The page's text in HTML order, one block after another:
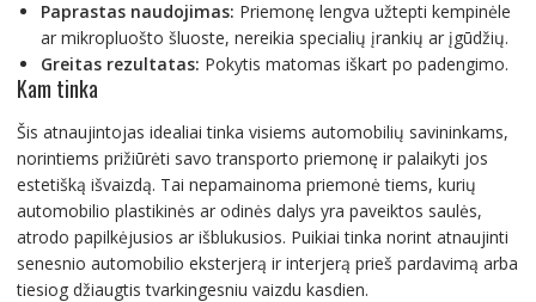
Paprastas naudojimas: Priemonę lengva užtepti kempinėle
ar mikropluošto šluoste, nereikia specialių įrankių ar įgūdžių.
Greitas rezultatas: Pokytis matomas iškart po padengimo.
Kam tinka
Šis atnaujintojas idealiai tinka visiems automobilių savininkams,
norintiems prižiūrėti savo transporto priemonę ir palaikyti jos
estetišką išvaizdą. Tai nepamainoma priemonė tiems, kurių
automobilio plastikinės ar odinės dalys yra paveiktos saulės,
atrodo papilkėjusios ar išblukusios. Puikiai tinka norint atnaujinti
senesnio automobilio eksterjerą ir interjerą prieš pardavimą arba
tiesiog džiaugtis tvarkingesniu vaizdu kasdien.